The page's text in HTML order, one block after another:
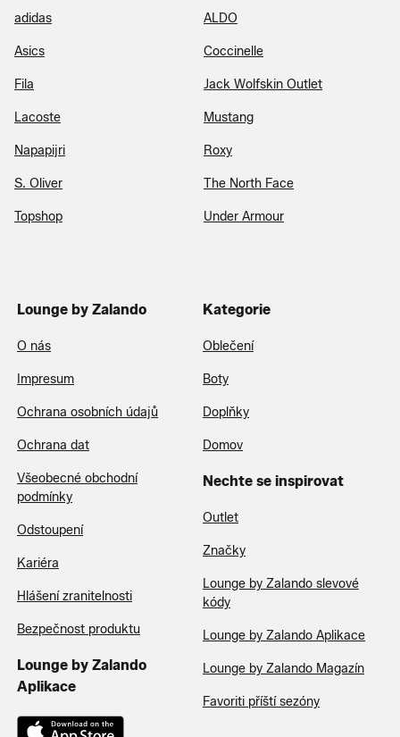
adidas ALDO
Asics Coccinelle
Fila Jack Wolfskin Outlet
Lacoste Mustang
Napapijri Roxy
S. Oliver The North Face
Topshop Under Armour
Lounge by Zalando
O nás
Impresum
Ochrana osobních údajů
Ochrana dat
Všeobecné obchodní
podmínky
Odstoupení
Kariéra
Hlášení zranitelnosti
Bezpečnost produktu
Lounge by Zalando
Aplikace
Kategorie
Oblečení
Boty
Doplňky
Domov
Nechte se inspirovat
Outlet
Značky
Lounge by Zalando slevové
kódy
Lounge by Zalando Aplikace
Lounge by Zalando Magazín
Favoriti příští sezóny